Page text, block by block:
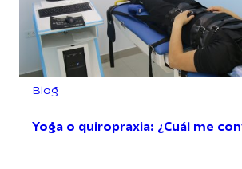
Blog
Yoga o quiropraxia: ¿Cuál me